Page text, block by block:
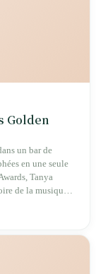
Golden
un bar de
en une seule
Tanya
de la musique
chanteuse. Elle